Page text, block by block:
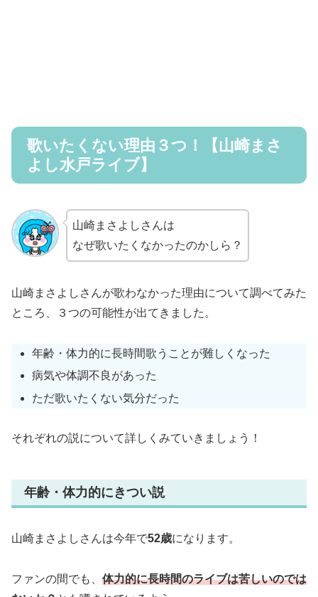
歌いたくない理由３つ！【山崎まさ
よし水戸ライブ】
山崎まさよしさんは
なぜ歌いたくなかったのかしら？
山崎まさよしさんが歌わなかった理由について調べてみた
ところ、３つの可能性が出てきました。
年齢・体力的に長時間歌うことが難しくなった
病気や体調不良があった
ただ歌いたくない気分だった
それぞれの説について詳しくみていきましょう！
年齢・体力的にきつい説
山崎まさよしさんは今年で52歳になります。
ファンの間でも、 体力的に長時間のライブは苦しいのでは